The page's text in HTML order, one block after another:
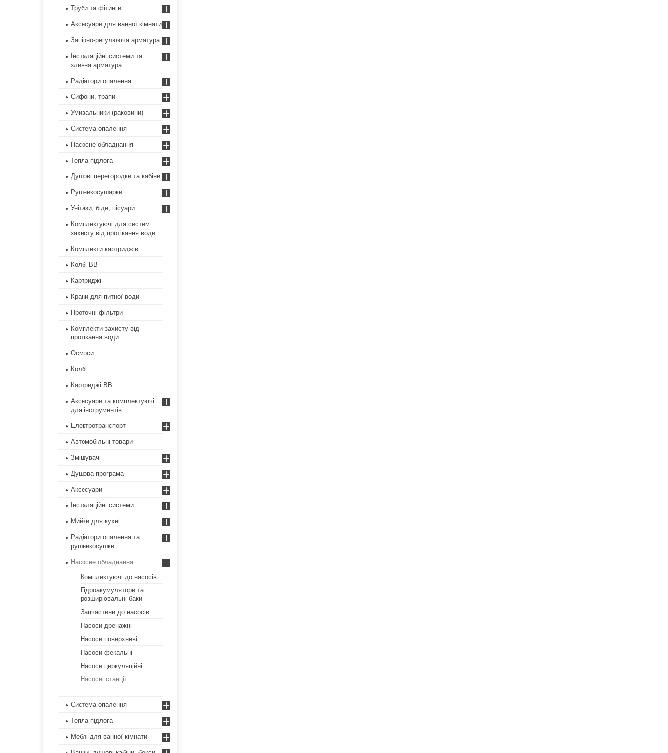
Труби та фітинги
Аксесуари для ванної кімнати
Запірно-регулююча арматура
Інсталяційні системи та
зливна арматура
Радіатори опалення
Сифони, трапи
Умивальники (раковини)
Система опалення
Насосне обладнання
Тепла підлога
Душові перегородки та кабіни
Рушникосушарки
Унітази, біде, пісуари
Комплектуючі для систем
захисту від протікання води
Комплекти картриджів
Колбі ВВ
Картриджі
Крани для питної води
Проточні фільтри
Комплекти захисту від
протікання води
Осмоси
Колбі
Картриджі ВВ
Аксесуари та комплектуючі
для інструментів
Електротранспорт
Автомобільні товари
Змішувачі
Душова програма
Аксесуари
Інсталяційні системи
Мийки для кухні
Радіатори опалення та
рушникосушки
Насосне обладнання
Комплектуючі до насосів
Гідроакумулятори та
розширювальні баки
Запчастини до насосів
Насоси дренажні
Насоси поверхневі
Насоси фекальні
Насоси циркуляційні
Насосні станції
Система опалення
Тепла підлога
Меблі для ванної кімнати